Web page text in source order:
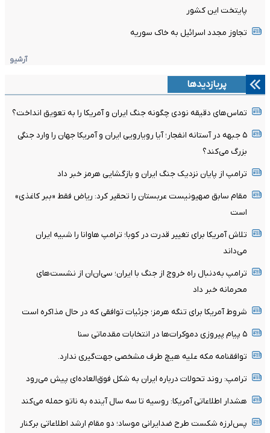
پایتخت این کشور
تجاوز مجدد اسرائیل به خاک سوریه
آرشیو
پربازدیدها
تماس‌های دقیقه نودی چگونه جنگ ایران و آمریکا را به تعویق انداخت؟
۵ جبهه در آستانه انفجار؛ آیا رویارویی ایران و آمریکا جهان را وارد جنگی
بزرگ می‌کند؟
ترامپ از پایان نزدیک جنگ ایران و بازگشایی هرمز خبر داد
مقام سابق صهیونیست عربستان را تحقیر کرد: ریاض فقط «ببر کاغذی»
است
تلاش آمریکا برای تغییر قدرت در کوبا؛ ترامپ هاوانا را شبیه ایران
می‌داند
ترامپ به‌دنبال راه خروج از جنگ با ایران؛ سی‌ان‌ان از نشست‌های
محرمانه خبر داد
شروط آمریکا برای تنگه هرمز؛ جزئیات توافقی که در حال مذاکره است
۵ پیام پیروزی دموکرات‌ها در انتخابات مقدماتی سنا
توافقنامه مکه علیه هیچ طرف مشخصی جهت‌گیری ندارد.
ترامپ: روند تحولات درباره ایران به شکل فوق‌العاده‌ای پیش می‌رود
هشدار اطلاعاتی آمریکا: روسیه تا سه سال آینده به ناتو حمله می‌کند
پس‌لرزه شکست طرح ضدایرانی موساد؛ دو مقام ارشد اطلاعاتی برکنار